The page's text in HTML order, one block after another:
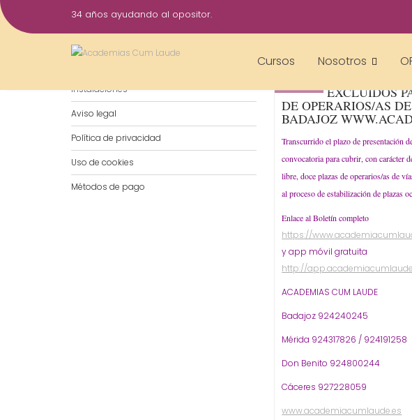
Saltar
al
34 años ayudando al opositor.
Cursos Nosotros
5
EXCLUIDOS
DE OPERARIOS/AS
BADAJOZ
Transcurrido el plazo de presentación
convocatoria para cubrir, con carácter
libre, doce plazas de operarios/as de
al proceso de estabilización de plazas
Enlace al Boletín completo
https://
y app móvil gratuita
http://
ACADEMIAS CUM LAUDE
Badajoz 924240245
Mérida 924317826 / 924191258
Don Benito 924800244
Cáceres 927228059
www.academiacumlaude.es
Instalaciones
Aviso legal
Política de privacidad
Uso de cookies
Métodos de pago